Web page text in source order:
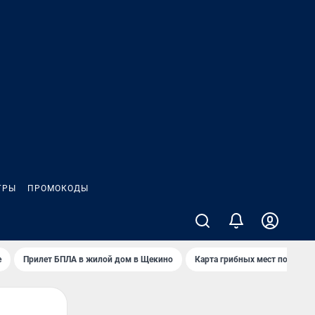
ПРОМОКОДЫ
Прилет БПЛА в жилой дом в Щекино Карта грибных мест под